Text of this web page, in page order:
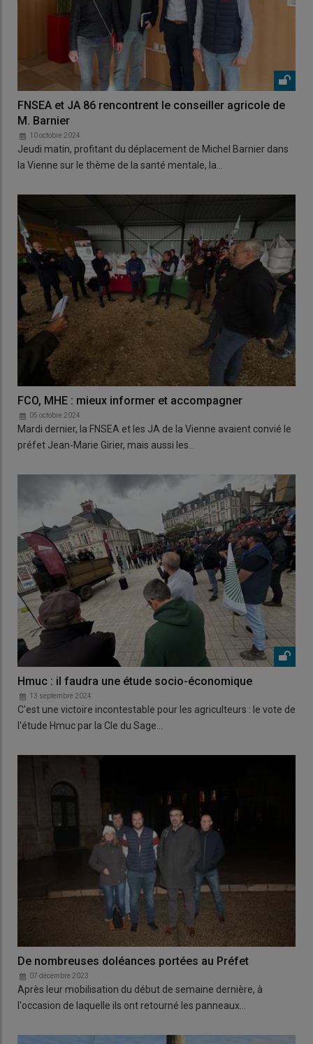
FNSEA et JA 86 rencontrent le conseiller agricole de
M. Barnier
10 octobre 2024
Jeudi matin, profitant du déplacement de Michel Barnier dans
la Vienne sur le thème de la santé mentale, la…
FCO, MHE : mieux informer et accompagner
05 octobre 2024
Mardi dernier, la FNSEA et les JA de la Vienne avaient convié le
préfet Jean-Marie Girier, mais aussi les…
Hmuc : il faudra une étude socio-économique
13 septembre 2024
C'est une victoire incontestable pour les agriculteurs : le vote de
l'étude Hmuc par la Cle du Sage…
De nombreuses doléances portées au Préfet
07 décembre 2023
Après leur mobilisation du début de semaine dernière, à
l'occasion de laquelle ils ont retourné les panneaux…